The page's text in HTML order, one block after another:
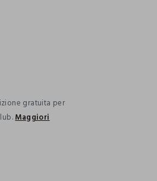
gratuita per
Maggiori